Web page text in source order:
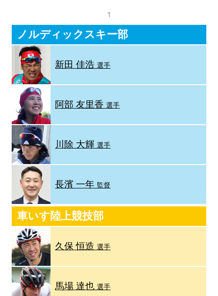
1
ノルディックスキー部
新田 佳浩選手
阿部 友里香選手
川除 大輝選手
長濱 一年 監督
車いす陸上競技部
久保 恒造選手
馬場 達也選手